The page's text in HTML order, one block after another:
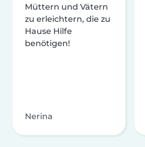
Müttern und Vätern
zu erleichtern, die zu
Hause Hilfe
benötigen!
Nerina